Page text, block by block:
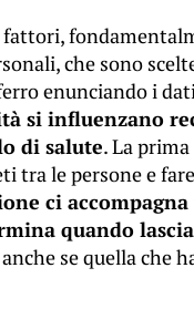
che sono
enunciando i
si influenzano
di salute. La
tra le persone e
ci
quando
se quella che